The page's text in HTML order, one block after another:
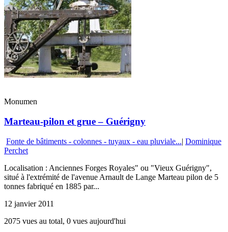
Monumen
Marteau-pilon et grue – Guérigny
Fonte de bâtiments - colonnes - tuyaux - eau pluviale...| Dominique
Perchet
Localisation : Anciennes Forges Royales" ou "Vieux Guérigny",
situé à l'extrémité de l'avenue Arnault de Lange Marteau pilon de 5
tonnes fabriqué en 1885 par...
12 janvier 2011
2075 vues au total, 0 vues aujourd'hui